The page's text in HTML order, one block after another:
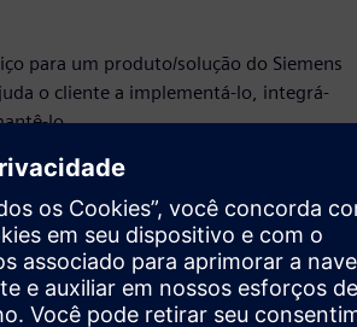
para um produto/solução do Siemens
o cliente a implementá-lo, integrá-
lo